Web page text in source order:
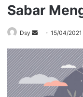
Sabar
Dsy
Send
email
15/04/2021